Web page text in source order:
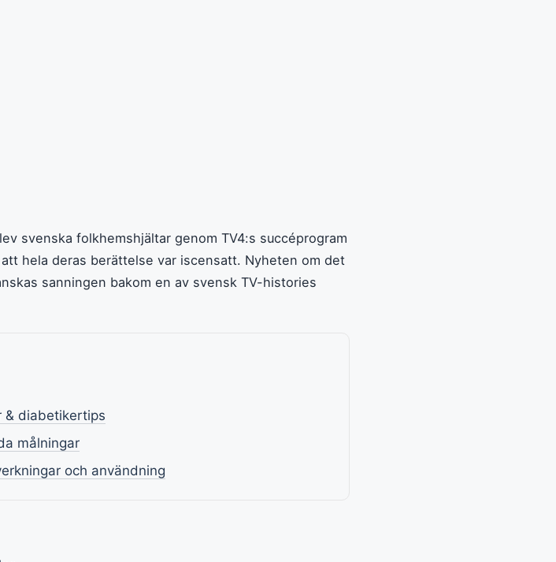
svenska folkhemshjältar genom TV4:s succéprogram
hela deras berättelse var iscensatt. Nyheten om det
sanningen bakom en av svensk TV-histories
& diabetikertips
målningar
och användning